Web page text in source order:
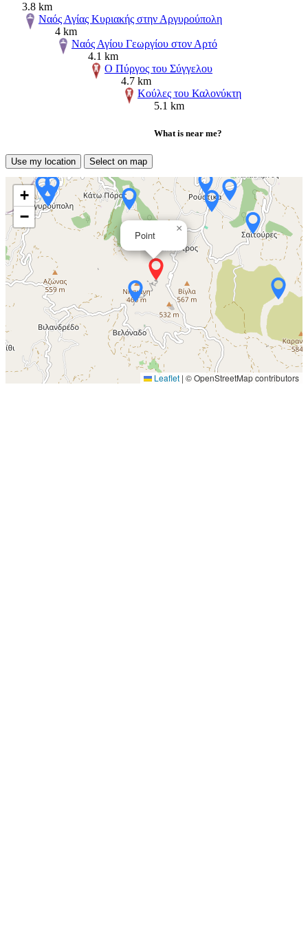
3.8 km
Ναός Αγίας Κυριακής στην Αργυρούπολη
4 km
Ναός Αγίου Γεωργίου στον Αρτό
4.1 km
Ο Πύργος του Σύγγελου
4.7 km
Κούλες του Καλονύκτη
5.1 km
What is near me?
Use my location Select on map
Point
×
+
−
Leaflet | © OpenStreetMap contributors